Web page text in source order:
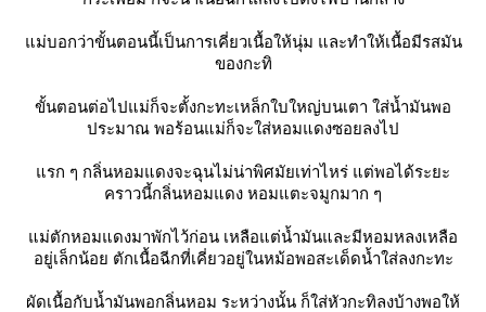
ม่บอกว่าขั้นตอนนี้เป็นการเคี่ยวเนื้อให้นุ่ม และทำให้เนื้อมีรสมัน
ของกะทิ
ขั้นตอนต่อไปแม่ก็จะตั้งกะทะเหล็กใบใหญ่บนเตา ใส่น้ำมันพอ
ประมาณ พอร้อนแม่ก็จะใส่หอมแดงซอยลงไป
รก ๆ กลิ่นหอมแดงจะฉุนไม่น่าพิศมัยเท่าไหร่ แต่พอได้ระยะ
คราวนี้กลิ่นหอมแดง หอมแตะจมูกมาก ๆ
ม่ตักหอมแดงมาพักไว้ก่อน เหลือแต่น้ำมันและมีหอมหลงเหลือ
อยู่เล็กน้อย ตักเนื้อฉีกที่เคี่ยวอยู่ในหม้อพอสะเด็ดน้ำใส่ลงกะทะ
ผัดเนื้อกับน้ำมันพอกลิ่นหอม ระหว่างนั้น ก็ใส่หัวกะทิลงบ้างพอให้